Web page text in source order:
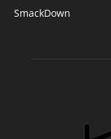
SmackDown